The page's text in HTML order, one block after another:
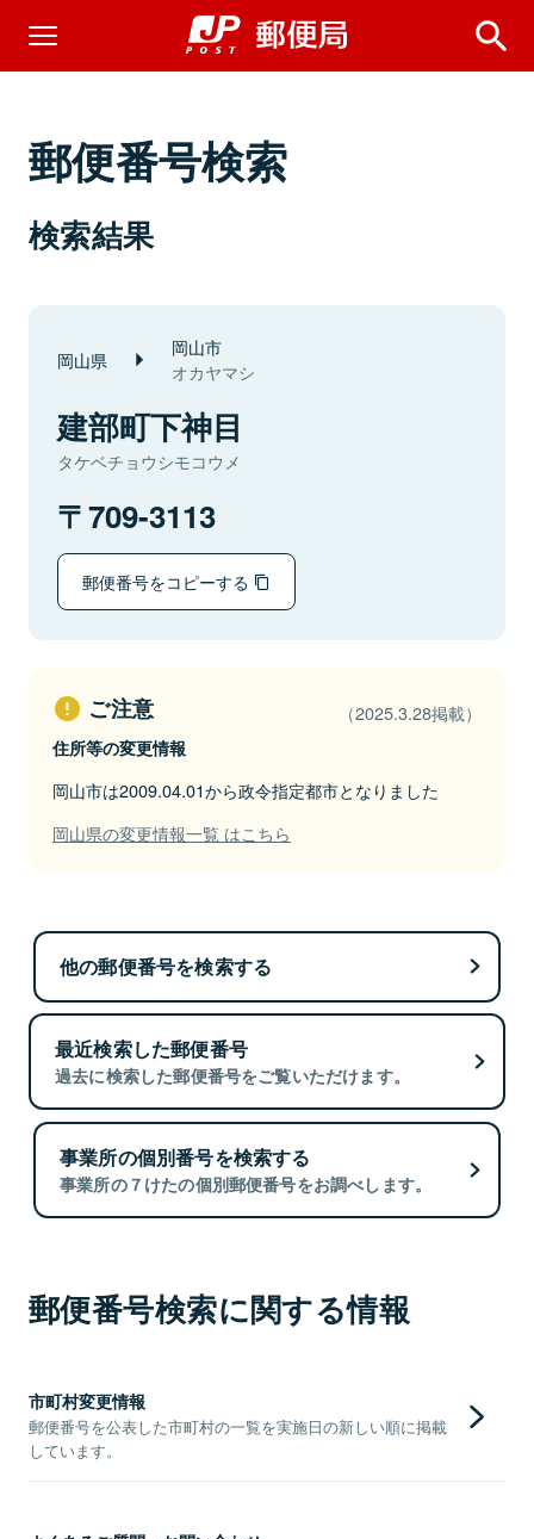
郵便番号検索
検索結果
岡山県 岡山市
オカヤマシ
建部町下神目
タケベチョウシモコウメ
709-3113
郵便番号をコピーする
ご注意 （2025.3.28掲載）
住所等の変更情報
岡山市は2009.04.01から政令指定都市となりました
岡山県の変更情報一覧 はこちら
他の郵便番号を検索する
最近検索した郵便番号
過去に検索した郵便番号をご覧いただけます。
事業所の個別番号を検索する
事業所の７けたの個別郵便番号をお調べします。
郵便番号検索に関する情報
市町村変更情報
郵便番号を公表した市町村の一覧を実施日の新しい順に掲載
しています。